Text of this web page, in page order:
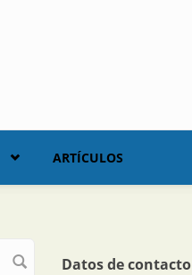
ARTÍCULOS
Datos de contacto